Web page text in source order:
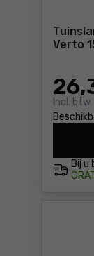
Verto
26
Incl. btw
Bij u